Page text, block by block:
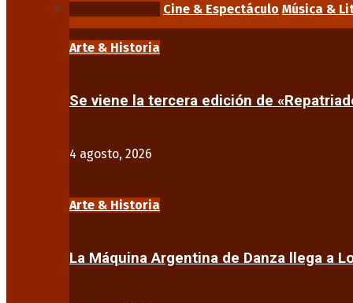
Cine & Espectáculo Música &
Arte & Historia
Se viene la tercera edición de
4 agosto, 2026
Arte & Historia
La Máquina Argentina de Danza llega a